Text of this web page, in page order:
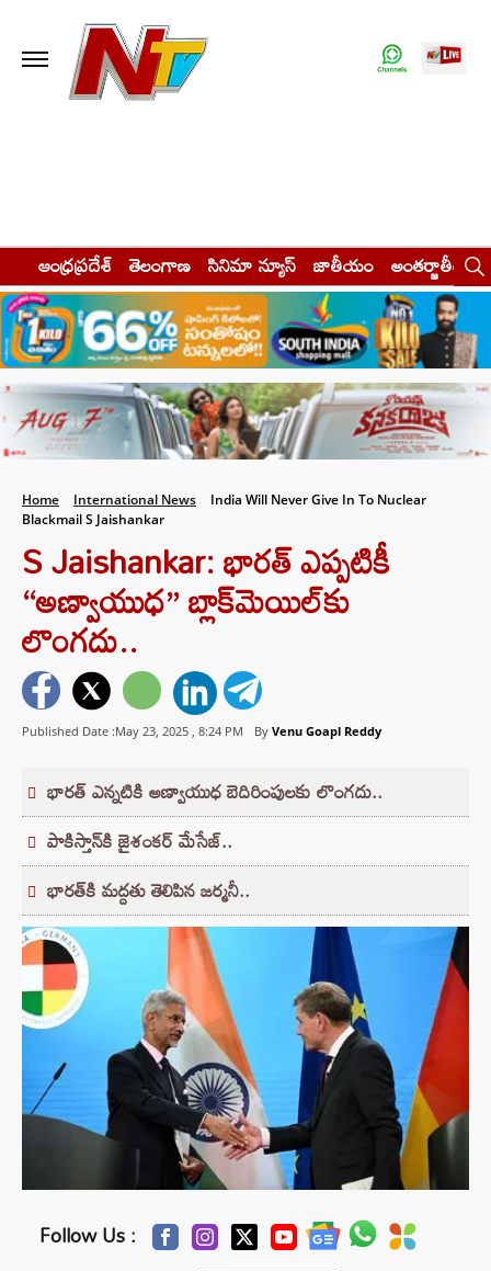
ఆంధ్రప్రదేశ్ తెలంగాణ సినిమా న్యూస్ జాతీయం అంతర్జాతీయం
Home International News
India Will Never Give In To Nuclear
Blackmail S Jaishankar
S Jaishankar: భారత్ ఎప్పటికీ
“అణ్వాయుధ” బ్లాక్‌మెయిల్‌కు
లొంగదు..
Published Date :May 23, 2025 , 8:24 PM By Venu Goapl Reddy
భారత్ ఎన్నటికి అణ్వాయుధ బెదిరింపులకు లొంగదు..
పాకిస్తాన్‌కి జైశంకర్ మేసేజ్..
భారత్‌కి మద్దతు తెలిపిన జర్మనీ..
Follow Us :